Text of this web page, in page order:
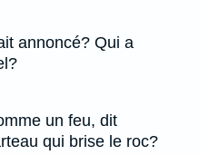
annoncé? Qui a
un feu, dit
qui brise le roc?